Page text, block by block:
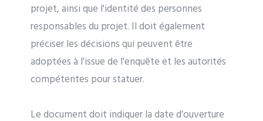
projet, ainsi que l'identité des personnes
responsables du projet. Il doit également
préciser les décisions qui peuvent être
adoptées à l'issue de l'enquête et les autorités
compétentes pour statuer.
Le document doit indiquer la date d'ouverture